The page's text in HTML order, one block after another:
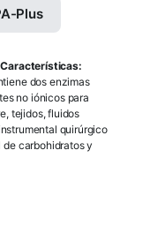
Plus
Características:
dos enzimas
no iónicos para
tejidos, fluidos
quirúrgico
carbohidratos y